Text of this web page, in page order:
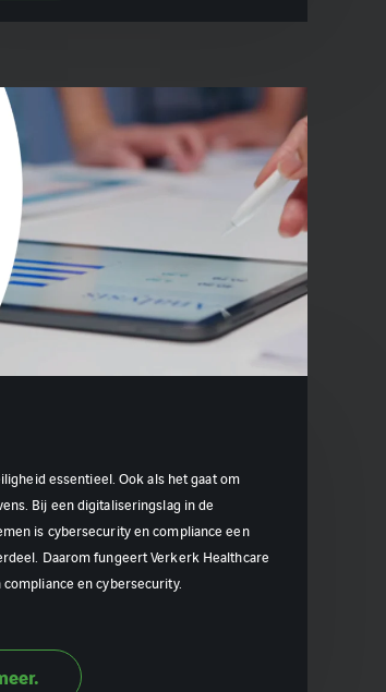
essentieel. Ook als het gaat om
Bij een digitaliseringslag in de
is cybersecurity en compliance een
Daarom fungeert Verkerk Healthcare
en cybersecurity.